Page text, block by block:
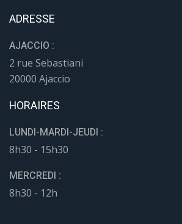
ADRESSE
AJACCIO :
2 rue Sebastiani
20000 Ajaccio
HORAIRES
LUNDI-MARDI-JEUDI :
8h30 - 15h30
MERCREDI :
8h30 - 12h